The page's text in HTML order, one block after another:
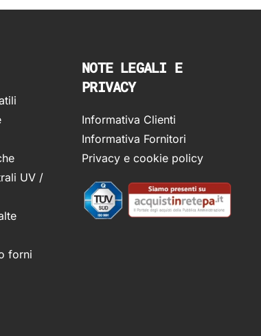
UV /
forni
NOTE LEGALI E
PRIVACY
Informativa Clienti
Informativa Fornitori
Privacy e cookie policy